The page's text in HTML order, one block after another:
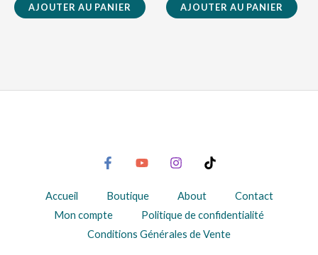
AJOUTER AU PANIER AJOUTER AU PANIER
Accueil Boutique About
Contact
Mon compte
Politique de confidentialité
Conditions Générales de Vente